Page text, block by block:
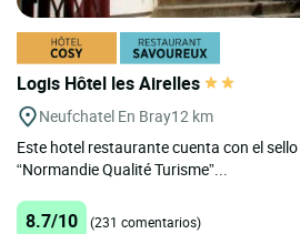
Logis Hôtel les Airelles
Neufchatel En Bray12 km
Este hotel restaurante cuenta con el
“Normandie Qualité Turisme”...
8.7/10 (231 comentarios)